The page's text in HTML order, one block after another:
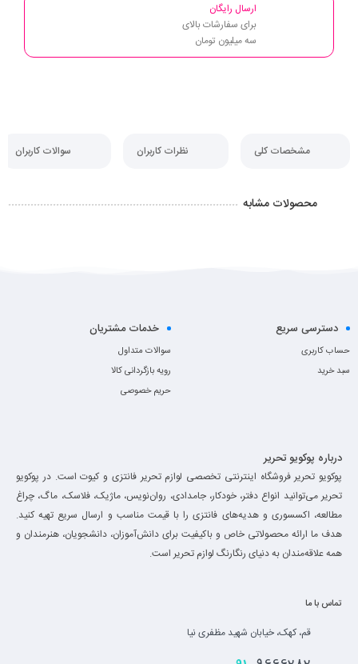
ارسال رایگان
برای سفارشات بالای
سه میلیون تومان
مشخصات کلی نظرات کاربران سوالات کاربران
محصولات مشابه
دسترسی سریع
حساب کاربری
سبد خرید
خدمات مشتریان
سوالات متداول
رویه بازگردانی کالا
حریم خصوصی
درباره پوکویو تحریر
پوکویو تحریر فروشگاه اینترنتی تخصصی لوازم تحریر فانتزی و کیوت است. در پوکویو
تحریر می‌توانید انواع دفتر، خودکار، جامدادی، روان‌نویس، ماژیک، فلاسک، ماگ، چراغ
مطالعه، اکسسوری و هدیه‌های فانتزی را با قیمت مناسب و ارسال سریع تهیه کنید.
هدف ما ارائه محصولاتی خاص و باکیفیت برای دانش‌آموزان، دانشجویان، هنرمندان و
همه علاقه‌مندان به دنیای رنگارنگ لوازم تحریر است.
تماس با ما
قم، کهک، خیابان شهید مظفری نیا